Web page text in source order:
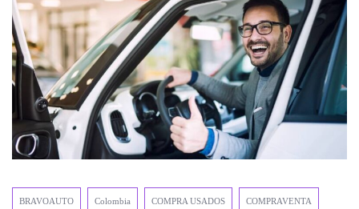
BRAVOAUTO Colombia COMPRA USADOS COMPRAVENTA